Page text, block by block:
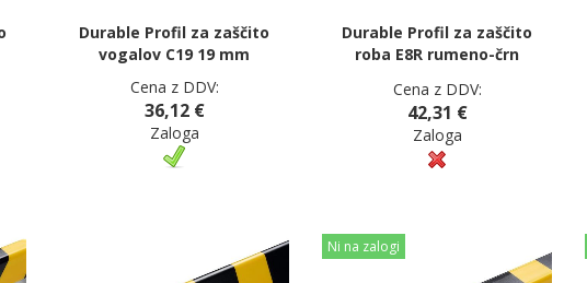
Durable Profil za zaščito
vogalov C19 19 mm
Cena z DDV:
36,12 €
Zaloga
Durable Profil za zaščito
roba E8R rumeno-črn
Cena z DDV:
42,31 €
Zaloga
Ni na zalogi